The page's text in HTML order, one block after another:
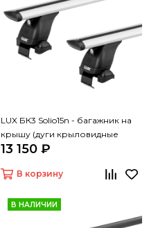
LUX БК3 Solio15n - багажник на
крышу (дуги крыловидные
серые 130 см, с замком)
13 150 ₽
В корзину
В НАЛИЧИИ